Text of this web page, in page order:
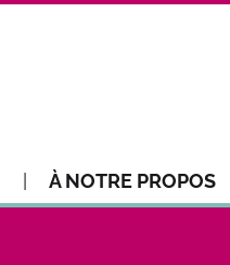
À NOTRE PROPOS